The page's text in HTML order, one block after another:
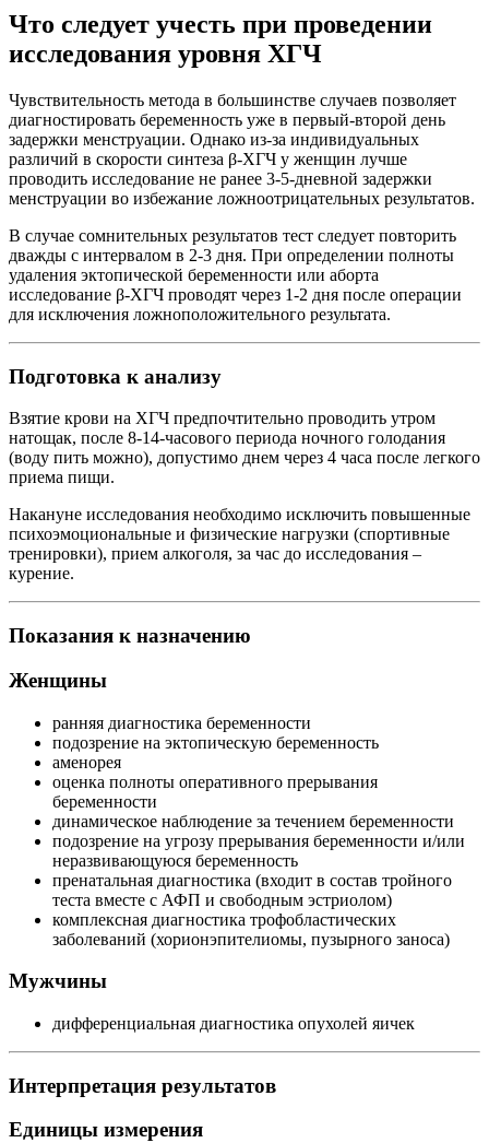
Что следует учесть при проведении
исследования уровня ХГЧ
Чувствительность метода в большинстве случаев позволяет
диагностировать беременность уже в первый-второй день
задержки менструации. Однако из-за индивидуальных
различий в скорости синтеза β-ХГЧ у женщин лучше
проводить исследование не ранее 3-5-дневной задержки
менструации во избежание ложноотрицательных результатов.
В случае сомнительных результатов тест следует повторить
дважды с интервалом в 2-3 дня. При определении полноты
удаления эктопической беременности или аборта
исследование β-ХГЧ проводят через 1-2 дня после операции
для исключения ложноположительного результата.
Подготовка к анализу
Взятие крови на ХГЧ предпочтительно проводить утром
натощак, после 8-14-часового периода ночного голодания
(воду пить можно), допустимо днем через 4 часа после легкого
приема пищи.
Накануне исследования необходимо исключить повышенные
психоэмоциональные и физические нагрузки (спортивные
тренировки), прием алкоголя, за час до исследования –
курение.
Показания к назначению
Женщины
ранняя диагностика беременности
подозрение на эктопическую беременность
аменорея
оценка полноты оперативного прерывания
беременности
динамическое наблюдение за течением беременности
подозрение на угрозу прерывания беременности и/или
неразвивающуюся беременность
пренатальная диагностика (входит в состав тройного
теста вместе с АФП и свободным эстриолом)
комплексная диагностика трофобластических
заболеваний (хорионэпителиомы, пузырного заноса)
Мужчины
дифференциальная диагностика опухолей яичек
Интерпретация результатов
Единицы измерения